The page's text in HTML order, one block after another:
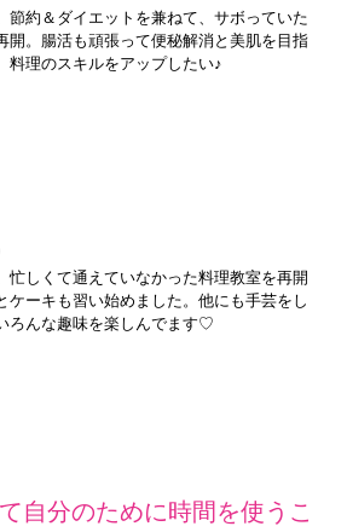
節約＆ダイエットを兼ねて、サボっていた
開。腸活も頑張って便秘解消と美肌を目指
料理のスキルをアップしたい♪
忙しくて通えていなかった料理教室を再開
ケーキも習い始めました。他にも手芸をし
ろんな趣味を楽しんでます♡
自分のために時間を使うこ